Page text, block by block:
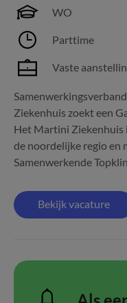
WO
Parttime
Vaste
Ziekenhuis zoekt een
Het Martini Ziekenhuis
de noordelijke regio en
Samenwerkende
Bekijk vacature